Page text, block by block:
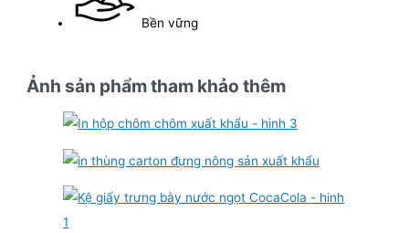
Bền vững
Ảnh sản phẩm tham khảo thêm